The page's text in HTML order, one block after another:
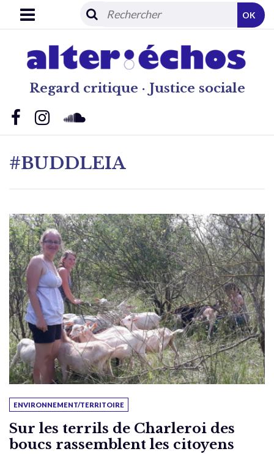
Regard critique · Justice sociale
OK
#BUDDLEIA
ENVIRONNEMENT/TERRITOIRE
Sur les terrils de Charleroi des
boucs rassemblent les citoyens